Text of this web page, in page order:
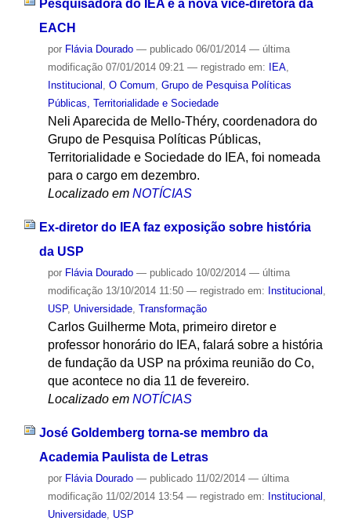
Pesquisadora do IEA é a nova vice-diretora da
EACH
por Flávia Dourado — publicado06/01/2014 — última
modificação07/01/2014 09:21 — registrado em: IEA,
Institucional , O Comum, Grupo de Pesquisa Políticas
Públicas, Territorialidade e Sociedade
Neli Aparecida de Mello-Théry, coordenadora do
Grupo de Pesquisa Políticas Públicas,
Territorialidade e Sociedade do IEA, foi nomeada
para o cargo em dezembro.
Localizado em NOTÍCIAS
Ex-diretor do IEA faz exposição sobre história
da USP
por Flávia Dourado — publicado10/02/2014 — última
modificação13/10/2014 11:50 — registrado em: Institucional ,
USP, Universidade, Transformação
Carlos Guilherme Mota, primeiro diretor e
professor honorário do IEA, falará sobre a história
de fundação da USP na próxima reunião do Co,
que acontece no dia 11 de fevereiro.
Localizado em NOTÍCIAS
José Goldemberg torna-se membro da
Academia Paulista de Letras
por Flávia Dourado — publicado11/02/2014 — última
modificação11/02/2014 13:54 — registrado em: Institucional
Universidade, USP